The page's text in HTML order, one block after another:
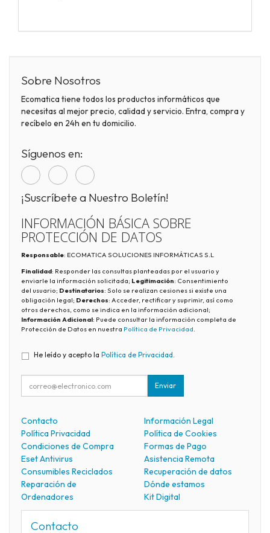
Sobre Nosotros
Ecomatica tiene todos los productos informáticos que
necesitas al mejor precio, calidad y servicio. Entra, compra y
recíbelo en 24h en tu domicilio.
Síguenos en:
¡Suscríbete a Nuestro Boletín!
INFORMACIÓN BÁSICA SOBRE
PROTECCIÓN DE DATOS
Responsable: ECOMATICA SOLUCIONES INFORMÁTICAS S.L
Finalidad: Responder las consultas planteadas por el usuario y
enviarle la información solicitada; Legitimación: Consentimiento
del usuario; Destinatarios: Solo se realizan cesiones si existe una
obligación legal; Derechos: Acceder, rectificar y suprimir, así como
otros derechos, como se indica en la información adicional;
Información Adicional: Puede consultar la información completa de
Protección de Datos en nuestra Política de Privacidad
He leído y acepto la Política de Privacidad.
Enviar
Contacto
Información Legal
Política Privacidad
Política de Cookies
Condiciones de Compra
Formas de Pago
Eset Antivirus
Asistencia Remota
Consumibles Reciclados
Recuperación de datos
Reparación de
Ordenadores
Dónde estamos
Kit Digital
Contacto